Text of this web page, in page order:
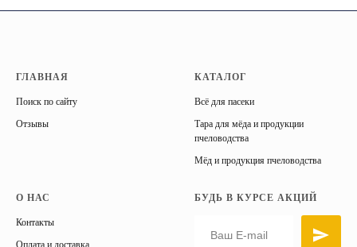
ГЛАВНАЯ
Поиск по сайту
Отзывы
КАТАЛОГ
Всё для пасеки
Тара для мёда и продукции
пчеловодства
Мёд и продукция пчеловодства
О НАС
Контакты
Оплата и доставка
БУДЬ В КУРСЕ АКЦИЙ